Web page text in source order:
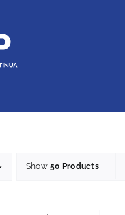
Show50 Products